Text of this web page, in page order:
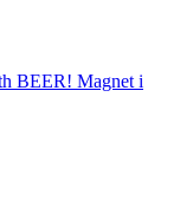
BEER! Magnet i